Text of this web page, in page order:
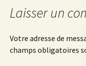
l'article
Laisser un
Votre adresse de
champs obligatoires